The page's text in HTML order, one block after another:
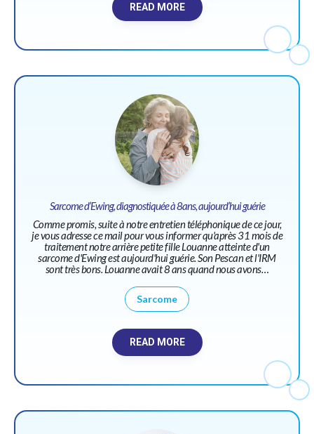
READ MORE
Sarcome d’Ewing, diagnostiquée à 8ans, aujourd’hui guérie
Comme promis, suite à notre entretien téléphonique de ce jour,
je vous adresse ce mail pour vous informer qu'après 31 mois de
traitement notre arrière petite fille Louanne atteinte d'un
sarcome d'Ewing est aujourd'hui guérie. Son Pescan et l'IRM
sont très bons. Louanne avait 8 ans quand nous avons…
Sarcome
READ MORE